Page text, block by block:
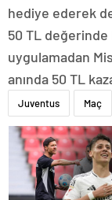
hediye ederek
50 TL değerinde
uygulamadan
anında 50 TL
Juventus Maç